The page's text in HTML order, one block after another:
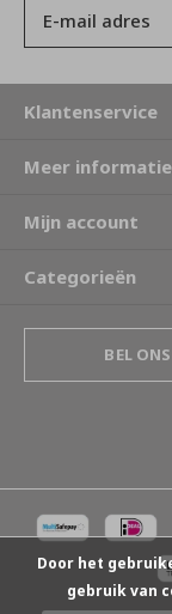
Klantenservice
Meer informatie
Mijn account
Categorieën
BEL ONS
Door het
gebruik van